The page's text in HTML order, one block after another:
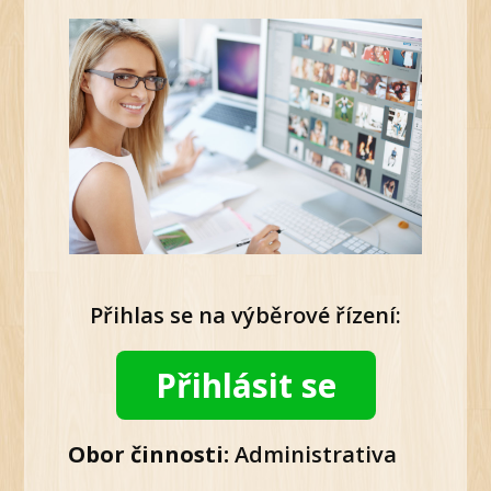
Přihlas se na výběrové řízení:
Přihlásit se
Obor činnosti: Administrativa